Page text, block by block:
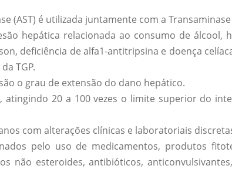
(AST) é utilizada juntamente com a
hepática relacionada ao consumo de
deficiência de alfa1-antitripsina e doença
TGP.
o grau de extensão do dano hepático.
20 a 100 vezes o limite superior do
com alterações clínicas e laboratoriais
pelo uso de medicamentos, produtos
não esteroides, antibióticos,